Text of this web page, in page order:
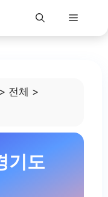
Menu
> 전체 >
기도